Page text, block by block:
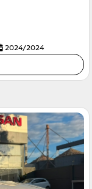
2024/2024